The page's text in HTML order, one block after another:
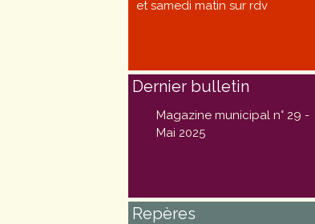
Réglementation
Démarches
Rhône
et samedi matin sur rdv
Dernier bulletin
Magazine municipal n° 29 -
Mai 2025
Repères